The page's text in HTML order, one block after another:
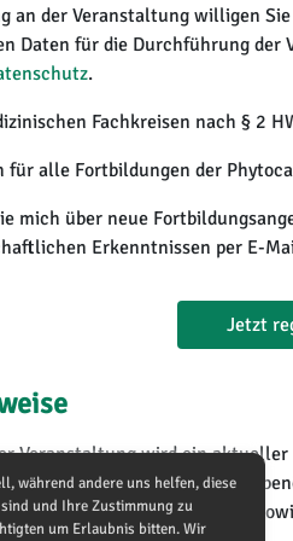
während andere uns helfen, diese
und Ihre Zustimmung zu
um Erlaubnis bitten. Wir
an der Veranstaltung willigen
Daten für die Durchführung
.
Fachkreisen nach § 2
für alle Fortbildungen der
mich über neue
Erkenntnissen per E-
Jetzt
Veranstaltung wird ein
schnelle Internetverbindung
ist auch über Ihr Smartphone